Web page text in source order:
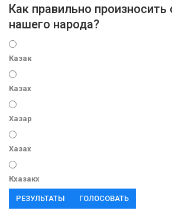
Как правильно
нашего народа?
Казак
Казах
Хазар
Хазах
Кхазакх
РЕЗУЛЬТАТЫ ГОЛОСОВАТЬ